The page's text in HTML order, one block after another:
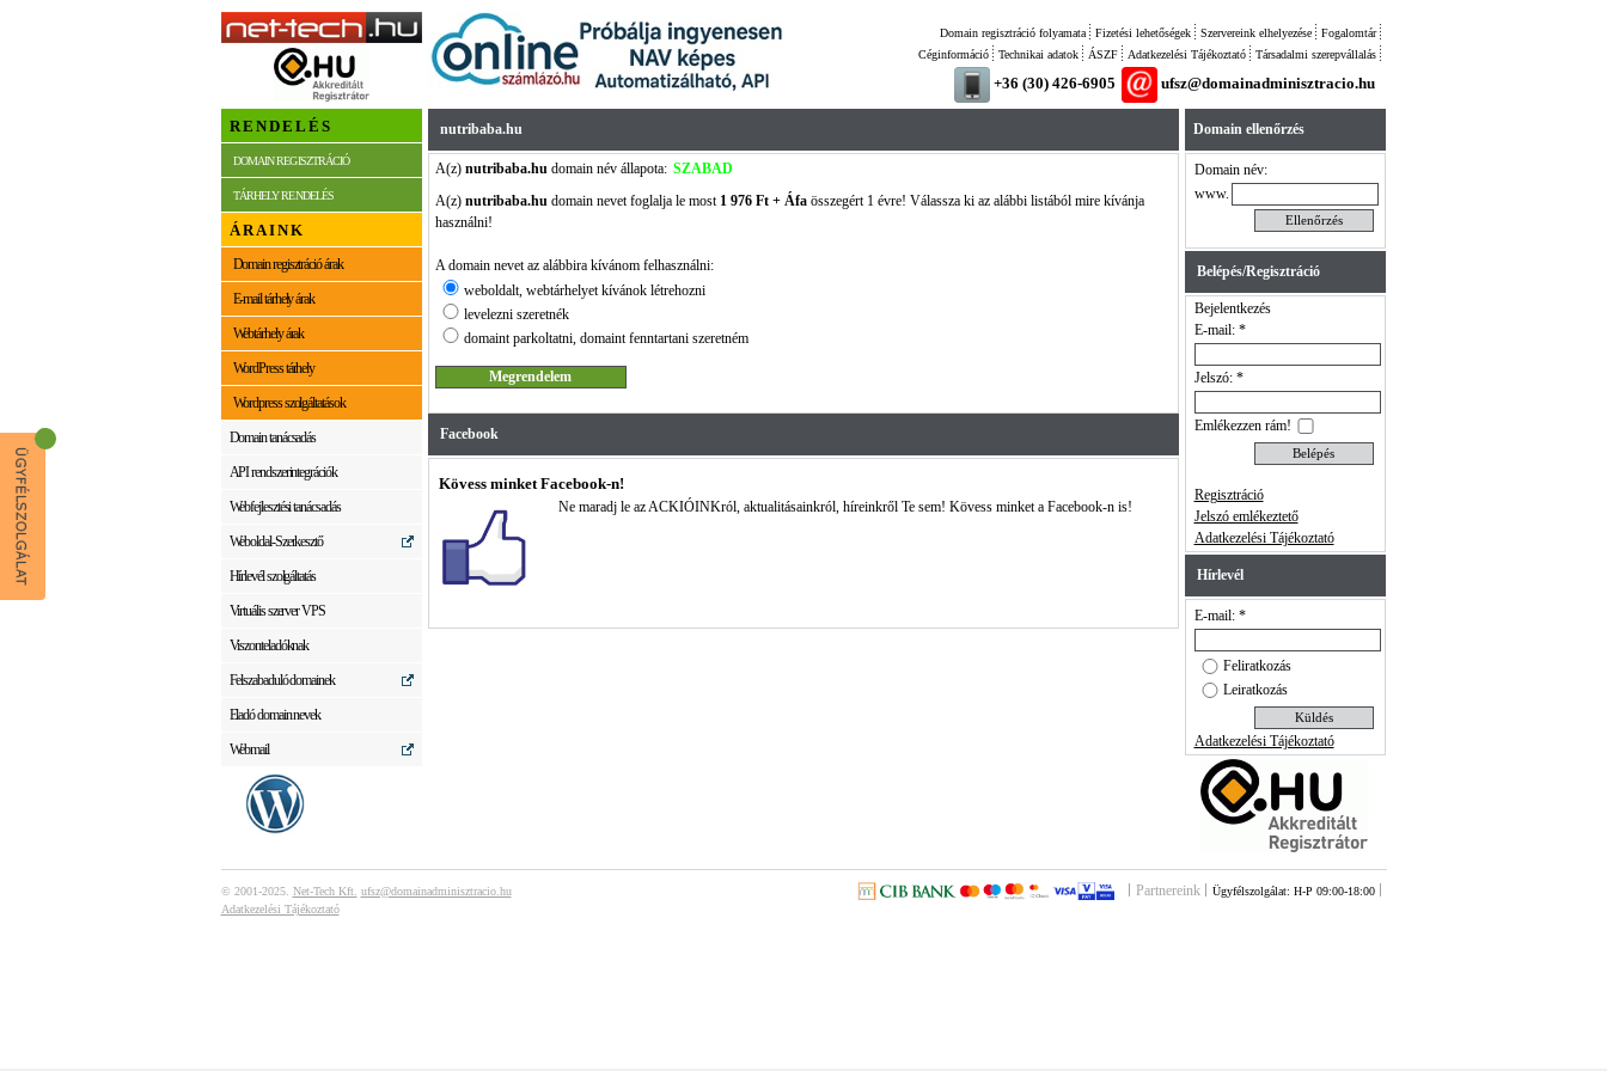
Fogalomtár
Szervereink elhelyezése
Fizetési lehetőségek
Domain regisztráció folyamata
Társadalmi szerepvállalás
Adatkezelési Tájékoztató
ÁSZF
Technikai adatok
Céginformáció
+36 (30) 426-6905 ufsz@domainadminisztracio.hu
RENDELÉS
DOMAIN REGISZTRÁCIÓ
TÁRHELY RENDELÉS
ÁRAINK
Domain regisztráció árak
E-mail tárhely árak
Webtárhely árak
WordPress tárhely
Wordpress szolgáltatások
Domain tanácsadás
API rendszerintegrációk
Webfejlesztési tanácsadás
Weboldal-Szerkesztő
Hírlevél szolgáltatás
Virtuális szerver VPS
Viszonteladóknak
Felszabaduló domainek
Eladó domain nevek
Webmail
nutribaba.hu
A(z) nutribaba.hudomain név állapota: SZABAD
A(z) nutribaba.hudomain nevet foglalja le most 1 976 Ft + Áfaösszegért 1 évre! Válassza ki az alábbi listából mire kívánja
használni!
A domain nevet az alábbira kívánom felhasználni:
weboldalt, webtárhelyet kívánok létrehozni
levelezni szeretnék
domaint parkoltatni, domaint fenntartani szeretném
Facebook
Kövess minket Facebook-n!
Ne maradj le az ACKIÓINKról, aktualitásainkról, híreinkről Te sem! Kövess minket a Facebook-n is!
Domain ellenőrzés
Domain név:
www.
Belépés/Regisztráció
Bejelentkezés
E-mail: *
Jelszó: *
Emlékezzen rám!
Regisztráció
Jelszó emlékeztető
Adatkezelési Tájékoztató
Hírlevél
E-mail: *
Feliratkozás
Leiratkozás
Adatkezelési Tájékoztató
© 2001-2025. Net-Tech Kft. ufsz@domainadminisztracio.hu
Adatkezelési Tájékoztató
Partnereink Ügyfélszolgálat: H-P 09:00-18:00